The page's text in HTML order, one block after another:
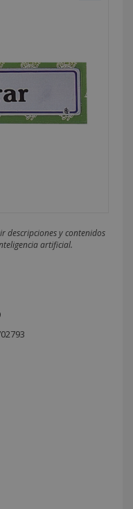
descripciones y contenidos
artificial.